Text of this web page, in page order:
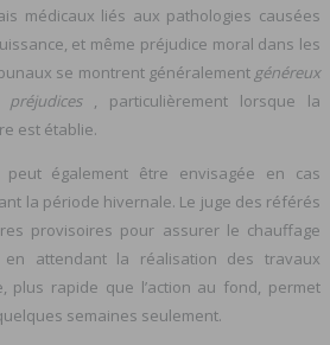
médicaux liés aux pathologies causées
et même préjudice moral dans les
se montrent généralement généreux
, particulièrement lorsque la
est établie.
également être envisagée en cas
la période hivernale. Le juge des référés
provisoires pour assurer le chauffage
attendant la réalisation des travaux
plus rapide que l’action au fond, permet
semaines seulement.